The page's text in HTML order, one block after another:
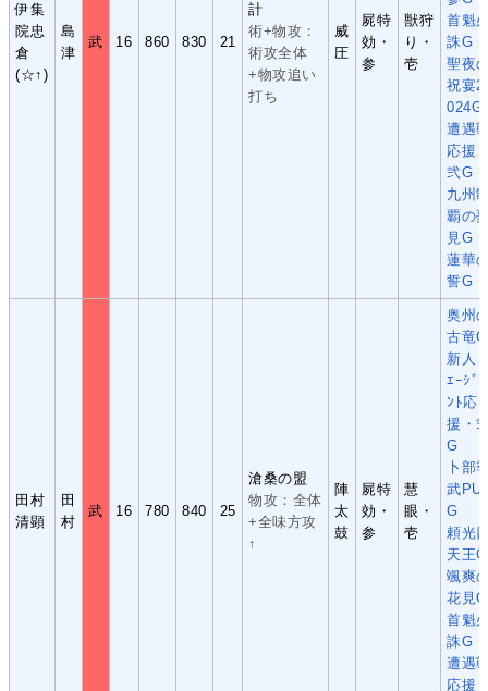
伊集
院忠
倉
(☆↑)
島
津
武 16 860 830 21
計
術+物攻：
術攻全体
+物攻追い
打ち
威
圧
屍特
効・
参
獣狩
り・
壱
首魁
誅G
聖夜
祝宴2
024G
遭遇
応援
弐G
九州
覇の
見G
蓮華
誓G
田村
清顕
田
村
武 16 780 840 25
滄桑の盟
物攻：全体
+全味方攻
↑
陣
太
鼓
屍特
効・
参
慧
眼・
壱
奥州
古竜G
新人
ｴｰｼﾞｪ
ﾝﾄ応
援・
G
卜部
武PU
G
頼光
天王G
颯爽
花見G
首魁
誅G
遭遇
応援